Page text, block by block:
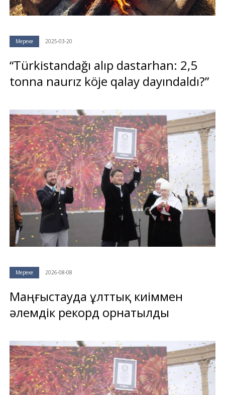
Мереке 2025-03-20
“Türkistandağı alıp dastarhan: 2,5
tonna naurız köje qalay dayındaldı?”
Мереке 2026-08-08
Маңғыстауда ұлттық киіммен
әлемдік рекорд орнатылды